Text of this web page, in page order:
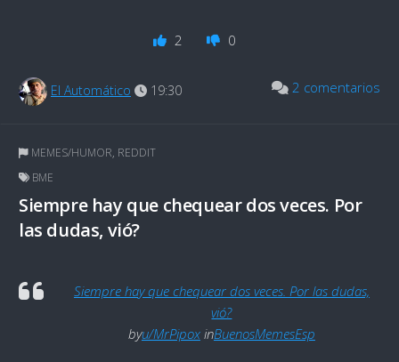
2 0
El Automático 19:30 2 comentarios
MEMES/HUMOR, REDDIT
BME
Siempre hay que chequear dos veces. Por
las dudas, vió?
Siempre hay que chequear dos veces. Por las dudas,
vió?
byu/MrPipoxinBuenosMemesEsp